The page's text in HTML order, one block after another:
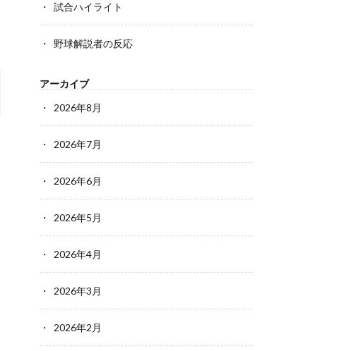
試合ハイライト
野球解説者の反応
アーカイブ
2026年8月
2026年7月
2026年6月
2026年5月
2026年4月
2026年3月
2026年2月